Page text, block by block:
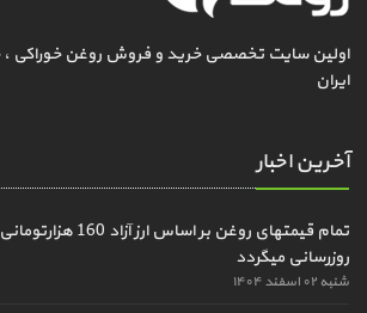
اولین سایت تخصصی خرید و فروش روغن خوراکی
ایران
آخرین اخبار
تمام قیمتهای روغن بر
روزرسانی میگردد
شنبه ۰۲ اسفند ۱۴۰۴